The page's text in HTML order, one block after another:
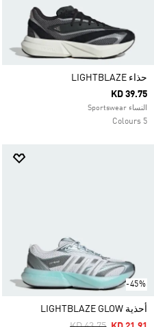
حذاء LIGHTBLAZE
KD 39.75
النساء Sportswear
5 Colours
-45%
أحذية LIGHTBLAZE GLOW